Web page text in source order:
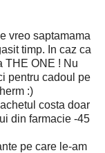
vreo saptamama
timp. In caz ca
THE ONE ! Nu
pentru cadoul pe
:)
costa doar
din farmacie -45
pe care le-am